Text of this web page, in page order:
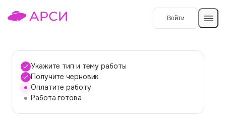
Войти
Темы работ
О сервисе
Укажите тип и тему работы
Получите черновик
Оплатите работу
Работа готова